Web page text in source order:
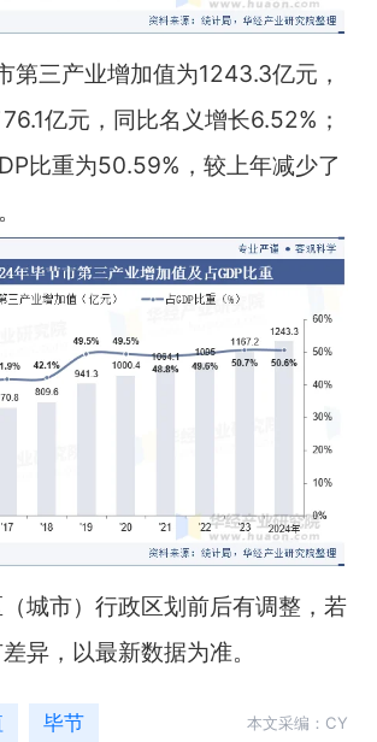
第三产业增加值为1243.3亿元，
亿元，同比名义增长6.52%；
比重为50.59%，较上年减少了
城市）行政区划前后有调整，若
异，以最新数据为准。
毕节 本文采编：CY